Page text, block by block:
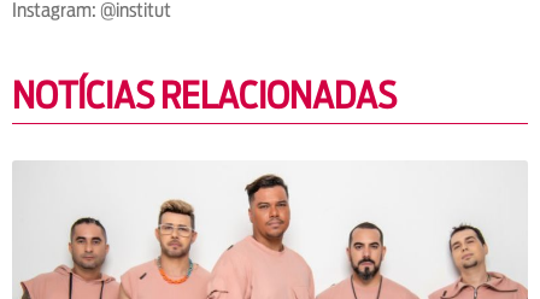
Instagram: @institut
NOTÍCIAS RELACIONADAS